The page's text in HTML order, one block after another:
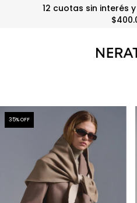
12 cuotas sin interés
35% OFF